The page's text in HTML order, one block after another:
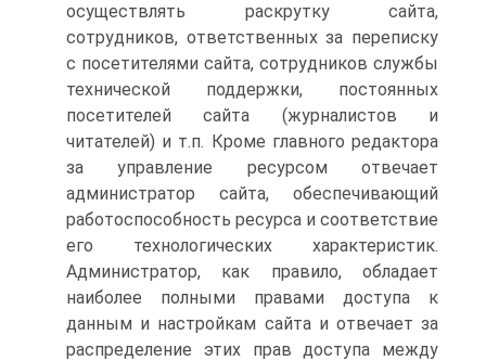
осуществлять раскрутку сайта,
сотрудников, ответственных за переписку
с посетителями сайта, сотрудников службы
технической поддержки, постоянных
посетителей сайта (журналистов и
читателей) и т.п. Кроме главного редактора
за управление ресурсом отвечает
администратор сайта, обеспечивающий
работоспособность ресурса и соответствие
его технологических характеристик.
Администратор, как правило, обладает
наиболее полными правами доступа к
данным и настройкам сайта и отвечает за
распределение этих прав доступа между